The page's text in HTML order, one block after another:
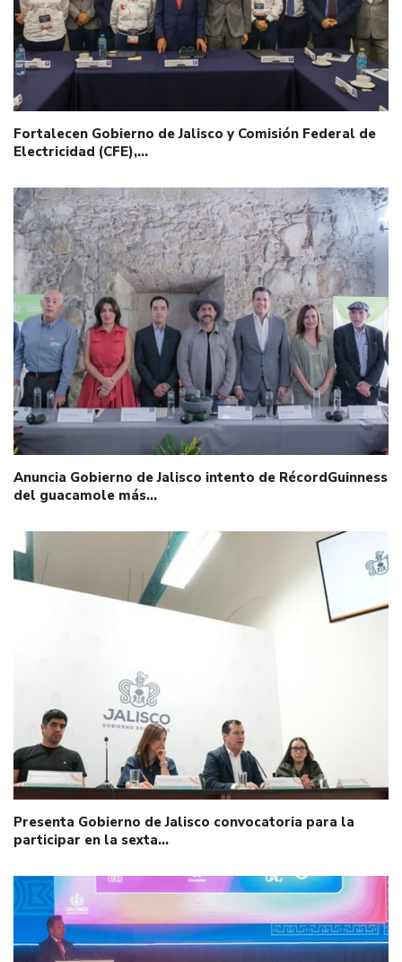
Fortalecen Gobierno de Jalisco y Comisión Federal de
Electricidad (CFE),…
Anuncia Gobierno de Jalisco intento de RécordGuinness
del guacamole más…
Presenta Gobierno de Jalisco convocatoria para la
participar en la sexta…